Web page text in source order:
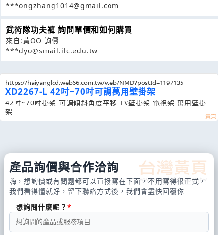
***ongzhang1014@gmail.com
武術隊功夫褲 詢問單價和如何購買
來自:黃OO 詢價
***dyo@smail.ilc.edu.tw
https://haiyanglcd.web66.com.tw/web/NMD?postId=1197135
XD2267-L 42吋~70吋可調萬用壁掛架
42吋~70吋掛架 可調傾斜角度平移 TV壁掛架 電視架 萬用壁掛
架
產品詢價與合作洽詢
嗨，想詢價或有問題都可以直接寫在下面，不用寫得很正式，
我們看得懂就好，留下聯絡方式後，我們會盡快回覆你
想詢問什麼呢？